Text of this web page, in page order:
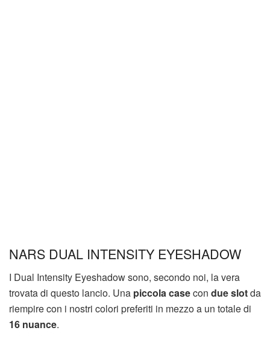
NARS DUAL INTENSITY EYESHADOW
I Dual Intensity Eyeshadow sono, secondo noi, la vera
trovata di questo lancio. Una piccola casecon due slotda
riempire con i nostri colori preferiti in mezzo a un totale di
16 nuance.